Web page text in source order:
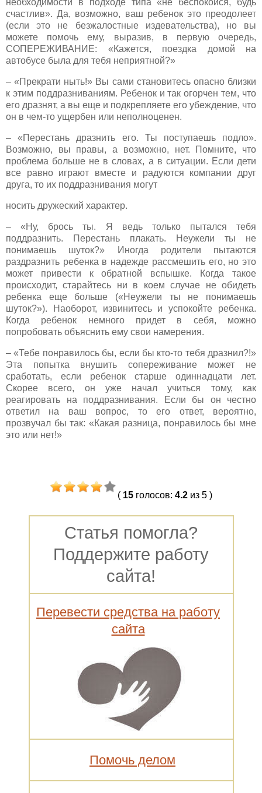
счастлив». Да, возможно, ваш ребенок это преодолеет
(если это не безжалостные издевательства), но вы
можете помочь ему, выразив, в первую очередь,
СОПЕРЕЖИВАНИЕ: «Кажется, поездка домой на
автобусе была для тебя неприятной?»
– «Прекрати ныть!» Вы сами становитесь опасно близки
к этим поддразниваниям. Ребенок и так огорчен тем, что
его дразнят, а вы еще и подкрепляете его убеждение, что
он в чем-то ущербен или неполноценен.
– «Перестань дразнить его. Ты поступаешь подло».
Возможно, вы правы, а возможно, нет. Помните, что
проблема больше не в словах, а в ситуации. Если дети
все равно играют вместе и радуются компании друг
друга, то их поддразнивания могут
носить дружеский характер.
– «Ну, брось ты. Я ведь только пытался тебя
поддразнить. Перестань плакать. Неужели ты не
понимаешь шуток?» Иногда родители пытаются
раздразнить ребенка в надежде рассмешить его, но это
может привести к обратной вспышке. Когда такое
происходит, старайтесь ни в коем случае не обидеть
ребенка еще больше («Неужели ты не понимаешь
шуток?»). Наоборот, извинитесь и успокойте ребенка.
Когда ребенок немного придет в себя, можно
попробовать объяснить ему свои намерения.
– «Тебе понравилось бы, если бы кто-то тебя дразнил?!»
Эта попытка внушить сопереживание может не
сработать, если ребенок старше одиннадцати лет.
Скорее всего, он уже начал учиться тому, как
реагировать на поддразнивания. Если бы он честно
ответил на ваш вопрос, то его ответ, вероятно,
прозвучал бы так: «Какая разница, понравилось бы мне
это или нет!»
( 15 голосов: 4.2из 5)
Статья помогла?
Поддержите работу
сайта!
Перевести средства на работу
сайта
Помочь делом